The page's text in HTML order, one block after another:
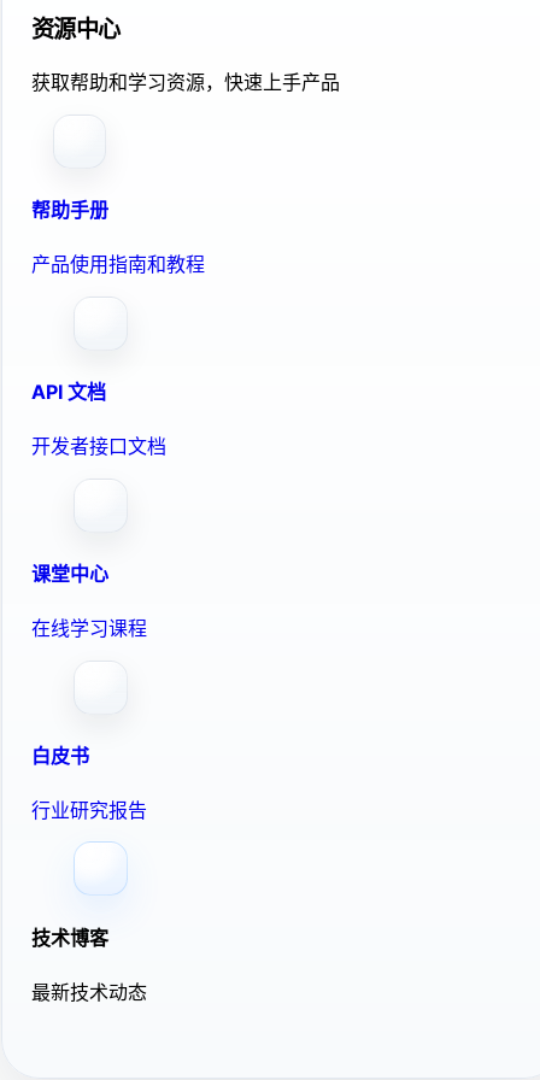
资源中心
获取帮助和学习资源，快速上手产品
帮助手册
产品使用指南和教程
API 文档
开发者接口文档
课堂中心
在线学习课程
白皮书
行业研究报告
技术博客
最新技术动态